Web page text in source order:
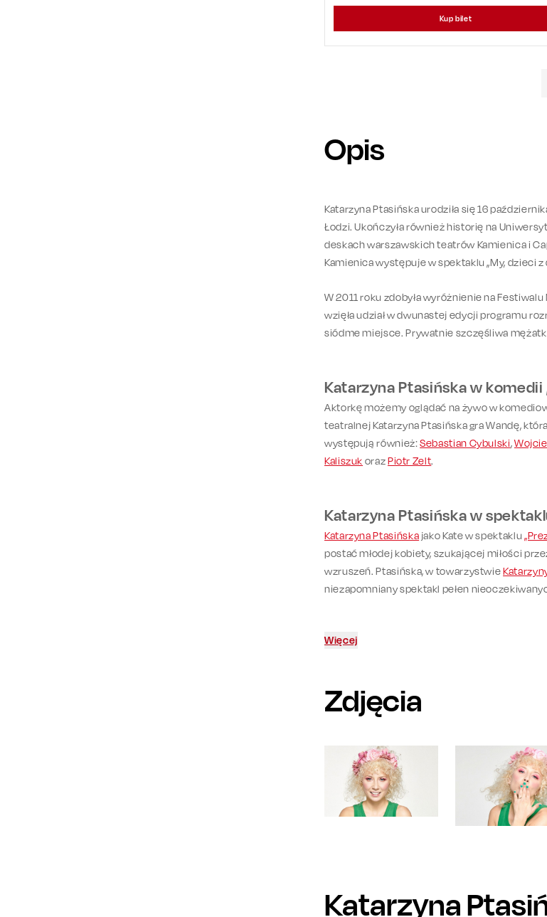
Kup bilet
Opis
Katarzyna Ptasińska urodziła się 16
Łodzi. Ukończyła również historię na
deskach warszawskich teatrów Kamienica i
Kamienica występuje w spektaklu „My, dzieci z
W 2011 roku zdobyła wyróżnienie na
wzięła udział w dwunastej edycji programu
siódme miejsce. Prywatnie szczęśliwa
Katarzyna Ptasińska w komedii
Aktorkę możemy oglądać na żywo w
teatralnej Katarzyna Ptasińska gra Wandę,
występują również:Sebastian Cybulski,
Kaliszuk orazPiotr Zelt.
Katarzyna Ptasińska w
Katarzyna Ptasińska jako Kate w spektaklu
postać młodej kobiety, szukającej miłości
wzruszeń. Ptasińska, w towarzystwie
niezapomniany spektakl pełen
Więcej
Zdjęcia
Katarzyna